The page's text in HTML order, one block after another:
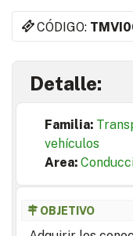
CÓDIGO:
Detalle:
Familia:
vehículos
Area:
OBJETIVO